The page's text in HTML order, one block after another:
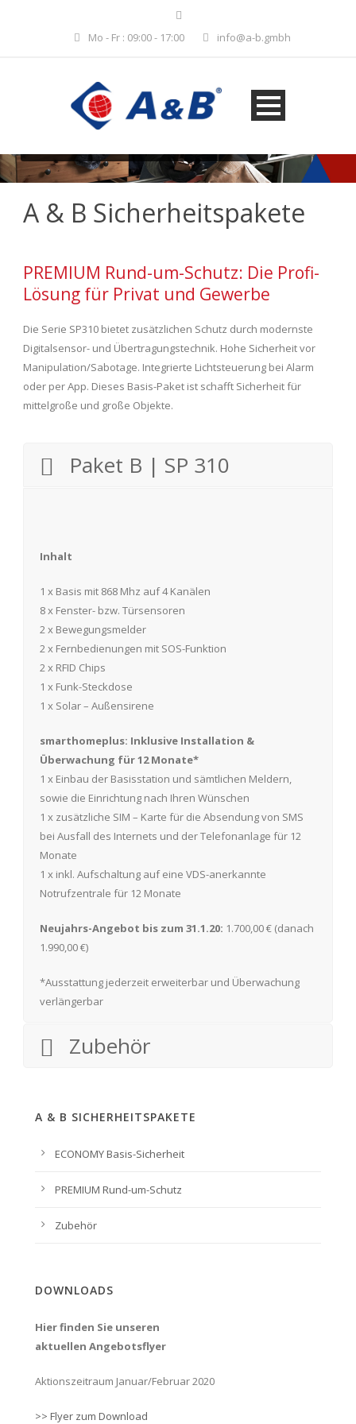
Mo - Fr : 09:00 - 17:00 info@a-b.gmbh
Schützen Sie Ihr Eigentum.
A & B Sicherheitspakete
PREMIUM Rund-um-Schutz: Die Profi-
Lösung für Privat und Gewerbe
Die Serie SP310 bietet zusätzlichen Schutz durch modernste
Digitalsensor- und Übertragungstechnik. Hohe Sicherheit vor
Manipulation/Sabotage. Integrierte Lichtsteuerung bei Alarm
oder per App. Dieses Basis-Paket ist schafft Sicherheit für
mittelgroße und große Objekte.
Paket B | SP 310
Inhalt
1 x Basis mit 868 Mhz auf 4 Kanälen
8 x Fenster- bzw. Türsensoren
2 x Bewegungsmelder
2 x Fernbedienungen mit SOS-Funktion
2 x RFID Chips
1 x Funk-Steckdose
1 x Solar – Außensirene
smarthomeplus: Inklusive Installation &
Überwachung für 12 Monate*
1 x Einbau der Basisstation und sämtlichen Meldern,
sowie die Einrichtung nach Ihren Wünschen
1 x zusätzliche SIM – Karte für die Absendung von SMS
bei Ausfall des Internets und der Telefonanlage für 12
Monate
1 x inkl. Aufschaltung auf eine VDS-anerkannte
Notrufzentrale für 12 Monate
Neujahrs-Angebot bis zum 31.1.20: 1.700,00 € (danach
1.990,00 €)
*Ausstattung jederzeit erweiterbar und Überwachung
verlängerbar
Zubehör
A & B SICHERHEITSPAKETE
ECONOMY Basis-Sicherheit
PREMIUM Rund-um-Schutz
Zubehör
DOWNLOADS
Hier finden Sie unseren
aktuellen Angebotsflyer
Aktionszeitraum Januar/Februar 2020
>> Flyer zum Download